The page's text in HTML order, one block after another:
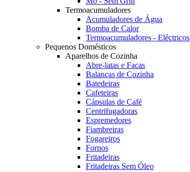
Termoacumuladores
Acumuladores de Água
Bomba de Calor
Termoacumuladores - Eléctricos
Pequenos Domésticos
Aparelhos de Cozinha
Abre-latas e Facas
Balanças de Cozinha
Batedeiras
Cafeteiras
Cápsulas de Café
Centrifugadoras
Espremedores
Fiambreiras
Fogareiros
Fornos
Fritadeiras
Fritadeiras Sem Óleo